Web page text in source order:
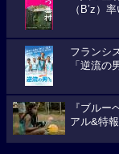
（B’z）
フランシ
「逆流の
『ブルー
アル&特